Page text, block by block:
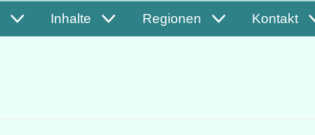
Inhalte Regionen Kontakt